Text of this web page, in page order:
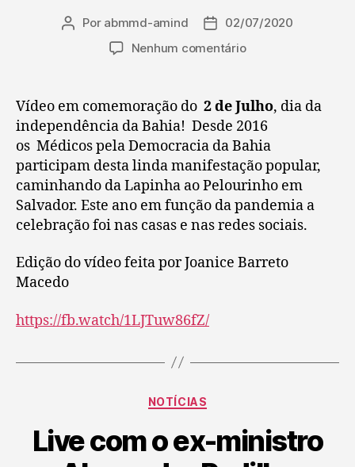
Por abmmd-amind
02/07/2020
Nenhum comentário
Vídeo em comemoração do 2 de Julho, dia da
independência da Bahia! Desde 2016
os Médicos pela Democracia da Bahia
participam desta linda manifestação popular,
caminhando da Lapinha ao Pelourinho em
Salvador. Este ano em função da pandemia a
celebração foi nas casas e nas redes sociais.
Edição do vídeo feita por Joanice Barreto
Macedo
https://fb.watch/1LJTuw86fZ/
NOTÍCIAS
Live com o ex-ministro